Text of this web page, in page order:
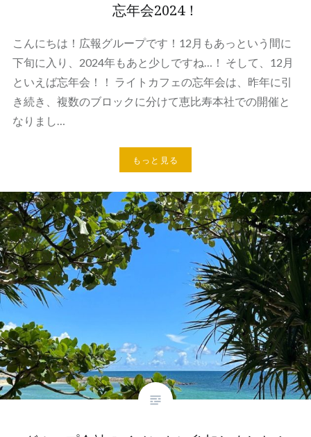
忘年会2024！
こんにちは！広報グループです！12月もあっという間に
下旬に入り、2024年もあと少しですね…！ そして、12月
といえば忘年会！！ ライトカフェの忘年会は、昨年に引
き続き、複数のブロックに分けて恵比寿本社での開催と
なりまし…
もっと見る